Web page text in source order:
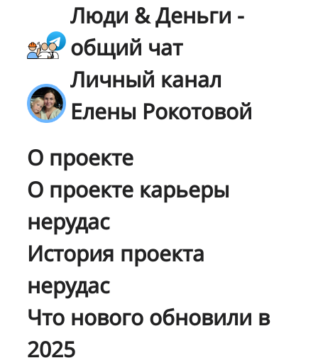
Люди & Деньги -
общий чат
Личный канал
Елены Рокотовой
О проекте
О проекте карьеры
нерудас
История проекта
нерудас
Что нового обновили в
2025